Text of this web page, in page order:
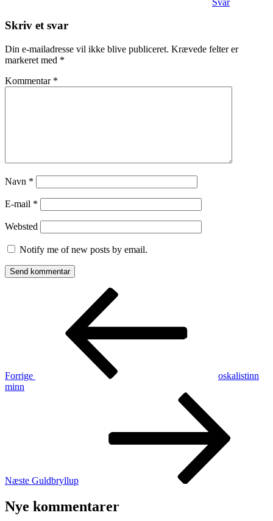
Skriv et svar
Din e-mailadresse vil ikke blive publiceret. Krævede felter er
markeret med *
Kommentar *
Navn *
E-mail *
Websted
Notify me of new posts by email.
Indlægsnavigation
Forrige
oskalistinn
minn
Næste Guldbryllup
Nye kommentarer